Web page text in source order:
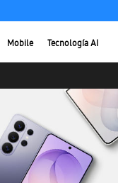
Mobile Tecnología AI